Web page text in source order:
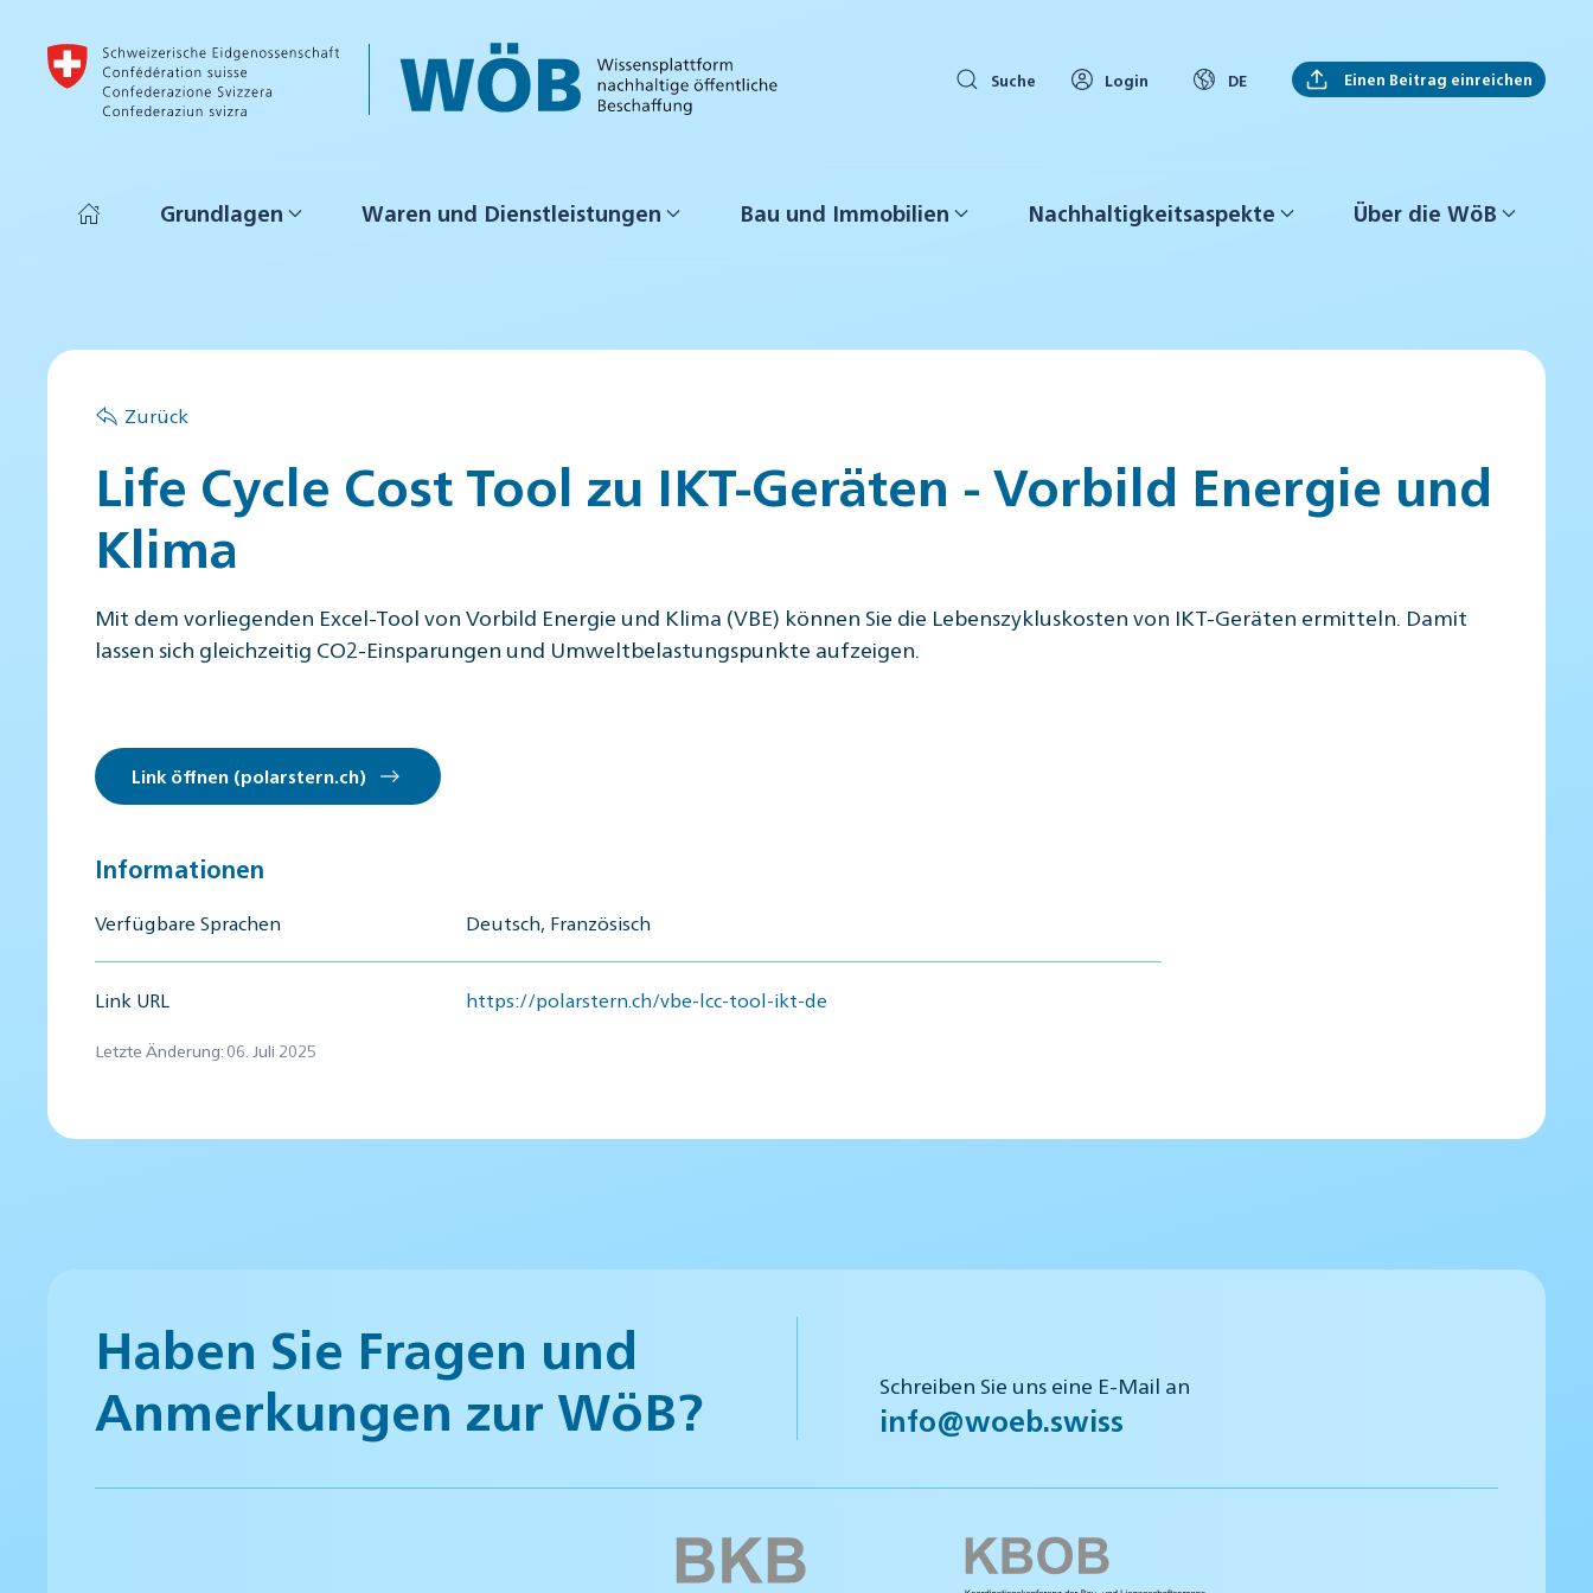
Skip to main content
Suche Login DE Einen Beitrag einreichen
Grundlagen Waren und Dienstleistungen Bau und Immobilien Nachhaltigkeitsaspekte Über die WöB
Zurück
Life Cycle Cost Tool zu IKT-Geräten - Vorbild Energie und
Klima
Mit dem vorliegenden Excel-Tool von Vorbild Energie und Klima (VBE) können Sie die Lebenszykluskosten von IKT-Geräten ermitteln. Damit
lassen sich gleichzeitig CO2-Einsparungen und Umweltbelastungspunkte aufzeigen.
Link öffnen (polarstern.ch)
Informationen
Verfügbare Sprachen Deutsch, Französisch
Link URL https://polarstern.ch/vbe-lcc-tool-ikt-de
Letzte Änderung: 06. Juli 2025
Haben Sie Fragen und
Anmerkungen zur WöB?
Schreiben Sie uns eine E-Mail an
info@woeb.swiss